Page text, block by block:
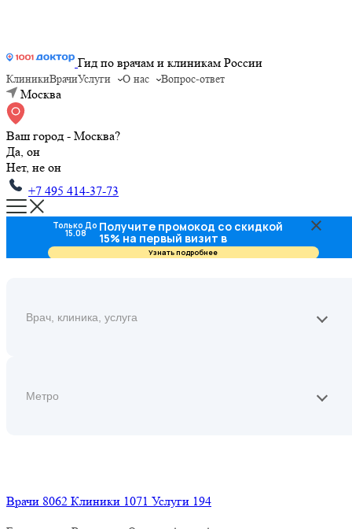
Гид по врачам и клиникам России
КлиникиВрачиУслуги О нас Вопрос-ответ
Москва
Ваш город - Москва?
Да, он
Нет, не он
+7 495 414-37-73
Врачи 8062 Клиники 1071 Услуги 194
Только До
15.08 Получите промокод со скидкой
15% на первый визит в
стоматологию
Узнать подробнее